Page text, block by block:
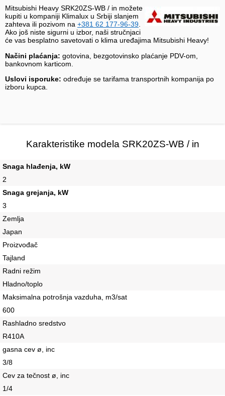
Mitsubishi Heavy SRK20ZS-WB / in možete
kupiti u kompaniji Klimalux u Srbiji slanjem
zahteva ili pozivom na +381 62 177-96-39.
Ako još niste sigurni u izbor, naši stručnjaci
će vas besplatno savetovati o klima uređajima Mitsubishi Heavy!
Načini plaćanja: gotovina, bezgotovinsko plaćanje PDV-om,
bankovnom karticom.
Uslovi isporuke: određuje se tarifama transportnih kompanija po
izboru kupca.
Karakteristike modela SRK20ZS-WB / in
Snaga hlađenja, kW
2
Snaga grejanja, kW
3
Zemlja
Japan
Proizvođač
Tajland
Radni režim
Hladno/toplo
Maksimalna potrošnja vazduha, m3/sat
600
Rashladno sredstvo
R410A
gasna cev ø, inc
3/8
Cev za tečnost ø, inc
1/4